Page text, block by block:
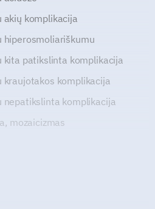
akių komplikacija
hiperosmoliariškumu
kita patikslinta komplikacija
komplikacija
nepatikslinta komplikacija
mozaicizmas